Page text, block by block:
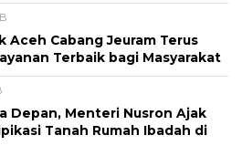
Aceh Cabang Jeuram Terus
Terbaik bagi Masyarakat
Depan, Menteri Nusron Ajak
Tanah Rumah Ibadah di